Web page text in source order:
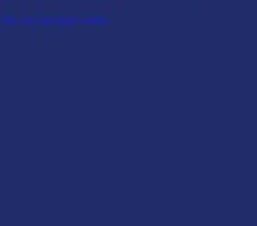
Ver la versión web